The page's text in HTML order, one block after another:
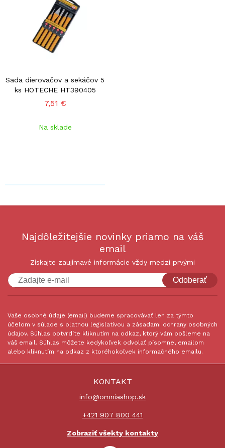
Sada dierovačov a sekáčov 5
ks HOTECHE HT390405
7,51 €
Na sklade
Najdôležitejšie novinky priamo na váš
email
Získajte zaujímavé informácie vždy medzi prvými
Odoberať
Vaše osobné údaje (email) budeme spracovávať len za týmto
účelom v súlade s platnou legislatívou a zásadami ochrany osobných
údajov. Súhlas potvrdíte kliknutím na odkaz, ktorý vám pošleme na
váš email. Súhlas môžete kedykoľvek odvolať písomne, emailom
alebo kliknutím na odkaz z ktoréhokoľvek informačného emailu.
KONTAKT
info@omniashop.sk
+421 907 800 441
Zobraziť všekty kontakty